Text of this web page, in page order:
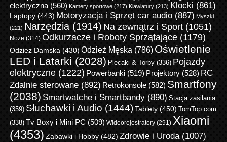
elektryczna(560) Kamery sportowe(217) Klawiatury(213) Klocki (861)
Laptopy(443) Motoryzacja i Sprzęt car audio(887) Myszki
(221) Narzędzia(1914) Na zewnątrz i Sport(1051)
Noże (314) Odkurzacze i Roboty Sprzątające(1179)
Odzież Damska (430) Odzież Męska (786) Oświetlenie
LED i Latarki (2028) Plecaki & Torby(336) Pojazdy
elektryczne(1222) Powerbanki(519) Projektory(528) RC
Zdalnie sterowane(892) Retrokonsole(582) Smartfony
(2038) Smartwatche i Smartbandy(890) Stacja zasilania
(359) Słuchawki i Audio (1444)Tablety(450) TomTop.com
(338) Tv Boxy i Mini PC(509) Wideorejestratory(291) Xiaomi
(4353) Zabawki i Hobby(482) Zdrowie i Uroda(1007)